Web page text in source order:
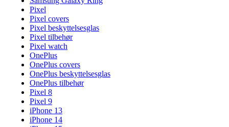
Pixel
Pixel covers
Pixel beskyttelsesglas
Pixel tilbehør
Pixel watch
OnePlus
OnePlus covers
OnePlus beskyttelsesglas
OnePlus tilbehør
Pixel 8
Pixel 9
iPhone 13
iPhone 14